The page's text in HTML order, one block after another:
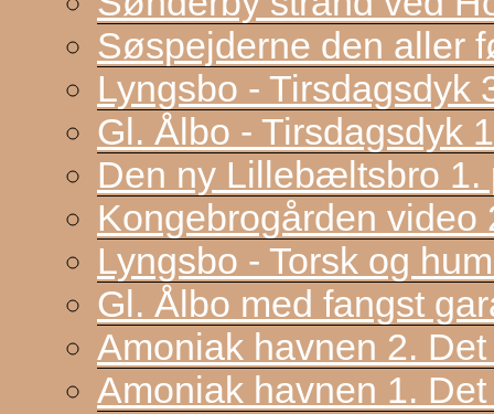
Søspejderne den aller
Lyngsbo - Tirsdagsdyk
Gl. Ålbo - Tirsdagsdyk
Den ny Lillebæltsbro 1.
Kongebrogården video
Lyngsbo - Torsk og
Gl. Ålbo med fangst
Amoniak havnen 2.
Amoniak havnen 1.